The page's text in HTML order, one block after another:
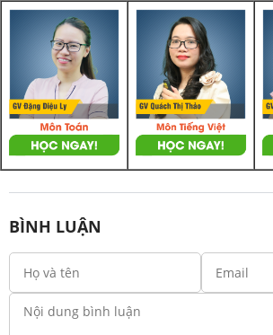
BÌNH LUẬN